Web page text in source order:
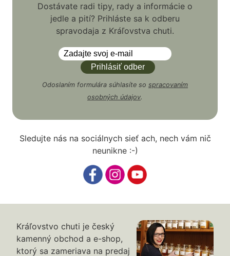
Dostávate radi tipy, rady a informácie o
jedle a pití? Prihláste sa k odberu
spravodaja z Kráľovstva chuti.
Odoslaním formulára súhlasíte so spracovaním
osobných údajov.
Sledujte nás na sociálnych sieť ach, nech vám nič
neunikne :-)
Kráľovstvo chuti je český
kamenný obchod a e-shop,
ktorý sa zameriava na predaj